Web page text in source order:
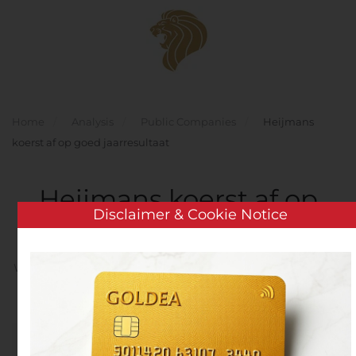
Skip to main content
Heijmans
koerst af op goed jaarresultaat
Heijmans koerst af op
goed jaarresultaat
Customer Service
inPublic Companies
Disclaimer & Cookie Notice